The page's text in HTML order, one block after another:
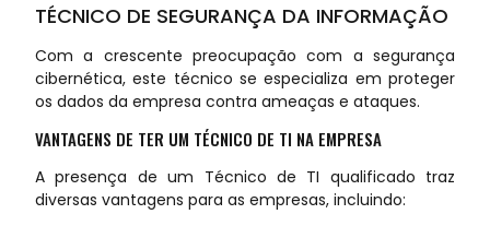
TÉCNICO DE SEGURANÇA DA INFORMAÇÃO
Com a crescente preocupação com a segurança
cibernética, este técnico se especializa em proteger
os dados da empresa contra ameaças e ataques.
VANTAGENS DE TER UM TÉCNICO DE TI NA EMPRESA
A presença de um Técnico de TI qualificado traz
diversas vantagens para as empresas, incluindo: